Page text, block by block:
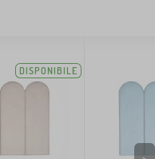
DISPONIBILE